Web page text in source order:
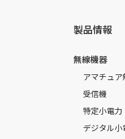
製品情報
無線機器
アマチュ
受信機
特定小電力
デジタル